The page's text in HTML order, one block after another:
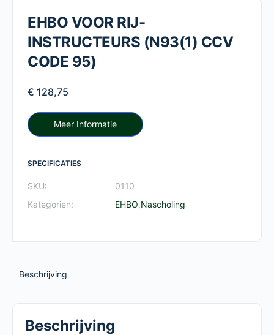
EHBO VOOR RIJ-
INSTRUCTEURS (N93(1) CCV
CODE 95)
€ 128,75
Meer Informatie
SPECIFICATIES
SKU:
0110
Kategorien:
EHBO,Nascholing
Beschrijving
Beschrijving